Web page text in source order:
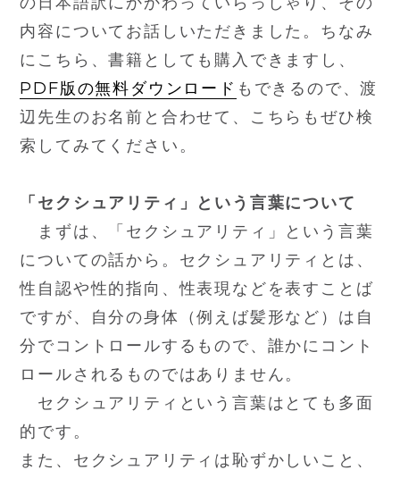
内容についてお話しいただきました。ちなみ
にこちら、書籍としても購入できますし、
PDF版の無料ダウンロード もできるので、渡
辺先生のお名前と合わせて、こちらもぜひ検
索してみてください。
「セクシュアリティ」という言葉について
まずは、「セクシュアリティ」という言葉
についての話から。セクシュアリティとは、
性自認や性的指向、性表現などを表すことば
ですが、自分の身体（例えば髪形など）は自
分でコントロールするもので、誰かにコント
ロールされるものではありません。
セクシュアリティという言葉はとても多面
的です。
また、セクシュアリティは恥ずかしいこと、